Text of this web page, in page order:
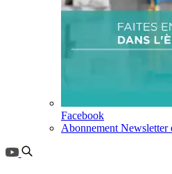
Facebook
Abonnement Newsletter